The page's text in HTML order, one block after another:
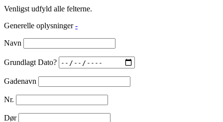
Venligst udfyld alle felterne.
Generelle oplysninger -
Navn
Grundlagt Dato?
Gadenavn
Nr.
Dør